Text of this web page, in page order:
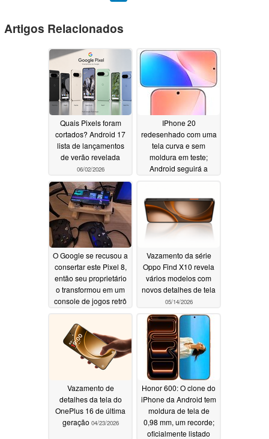
Artigos Relacionados
Quais Pixels foram
cortados? Android 17
lista de lançamentos
de verão revelada
06/02/2026
IPhone 20
redesenhado com uma
tela curva e sem
moldura em teste;
Android seguirá a
O Google se recusou a
consertar este Pixel 8,
então seu proprietário
o transformou em um
console de jogos retrô
Vazamento da série
Oppo Find X10 revela
vários modelos com
novos detalhes de tela
05/14/2026
Vazamento de
detalhes da tela do
OnePlus 16 de última
geração 04/23/2026
Honor 600: O clone do
iPhone da Android tem
moldura de tela de
0,98 mm, um recorde;
oficialmente listado